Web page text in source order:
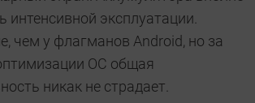
интенсивной эксплуатации.
чем у флагманов Android, но за
ОС общая
никак не страдает.